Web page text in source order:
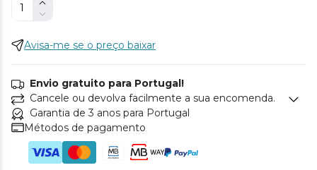
Avisa-me se o preço baixar
Envio gratuito para Portugal!
Cancele ou devolva facilmente a sua encomenda.
Garantia de 3 anos para Portugal
Métodos de pagamento